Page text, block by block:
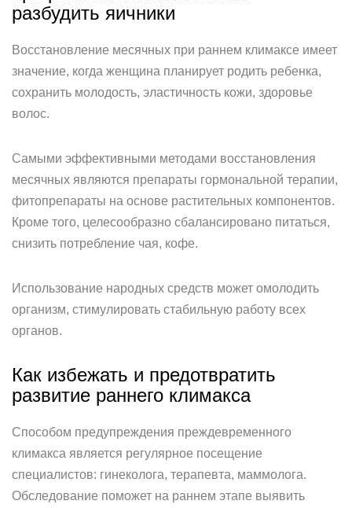
разбудить яичники
Восстановление месячных при раннем климаксе имеет
значение, когда женщина планирует родить ребенка,
сохранить молодость, эластичность кожи, здоровье
волос.
Самыми эффективными методами восстановления
месячных являются препараты гормональной терапии,
фитопрепараты на основе растительных компонентов.
Кроме того, целесообразно сбалансировано питаться,
снизить потребление чая, кофе.
Использование народных средств может омолодить
организм, стимулировать стабильную работу всех
органов.
Как избежать и предотвратить
развитие раннего климакса
Способом предупреждения преждевременного
климакса является регулярное посещение
специалистов: гинеколога, терапевта, маммолога.
Обследование поможет на раннем этапе выявить